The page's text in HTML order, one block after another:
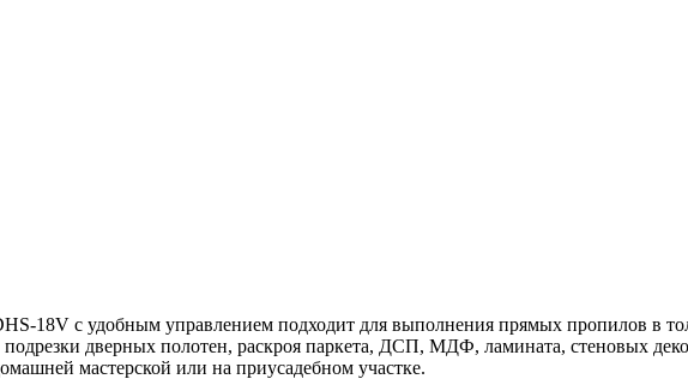
18V с удобным управлением подходит для выполнения прямых пропилов в
дверных полотен, раскроя паркета, ДСП, МДФ, ламината, стеновых
мастерской или на приусадебном участке.